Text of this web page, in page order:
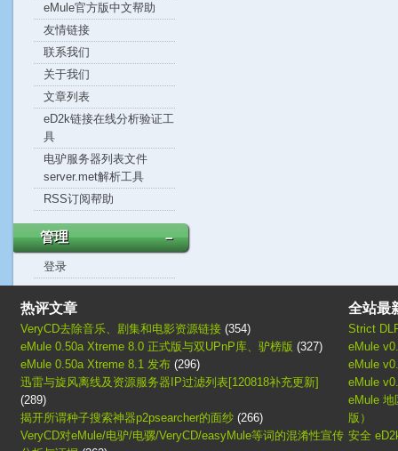
eMule官方版中文帮助
友情链接
联系我们
关于我们
文章列表
eD2k链接在线分析验证工
具
电驴服务器列表文件
server.met解析工具
RSS订阅帮助
管理 －
登录
热评文章
VeryCD去除音乐、剧集和电影资源链接 (354)
eMule 0.50a Xtreme 8.0 正式版与双UPnP库、驴榜版 (327)
eMule 0.50a Xtreme 8.1 发布 (296)
迅雷与旋风离线及资源服务器IP过滤列表[120818补充更新]
(289)
揭开所谓种子搜索神器p2psearcher的面纱 (266)
VeryCD对eMule/电驴/电骡/VeryCD/easyMule等词的混淆性宣传
全站最
Strict
eMule
eMule
eMule
eMule 地
版）
安全